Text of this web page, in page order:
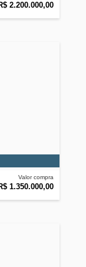
2.200.000,00
Valor compra
1.350.000,00